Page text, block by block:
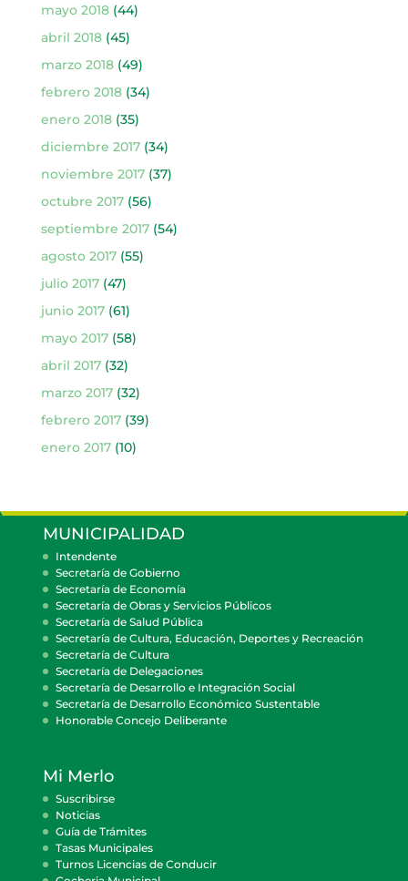
mayo 2018(44)
abril 2018(45)
marzo 2018(49)
febrero 2018(34)
enero 2018(35)
diciembre 2017(34)
noviembre 2017(37)
octubre 2017(56)
septiembre 2017(54)
agosto 2017(55)
julio 2017(47)
junio 2017(61)
mayo 2017(58)
abril 2017(32)
marzo 2017(32)
febrero 2017(39)
enero 2017(10)
MUNICIPALIDAD
Intendente
Secretaría de Gobierno
Secretaría de Economía
Secretaría de Obras y Servicios Públicos
Secretaría de Salud Pública
Secretaría de Cultura, Educación, Deportes y Recreación
Secretaría de Cultura
Secretaría de Delegaciones
Secretaría de Desarrollo e Integración Social
Secretaría de Desarrollo Económico Sustentable
Honorable Concejo Deliberante
Mi Merlo
Suscribirse
Noticias
Guía de Trámites
Tasas Municipales
Turnos Licencias de Conducir